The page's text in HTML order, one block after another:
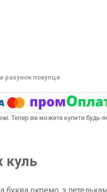
рахунок покупця
Тепер ви можете купити
куль